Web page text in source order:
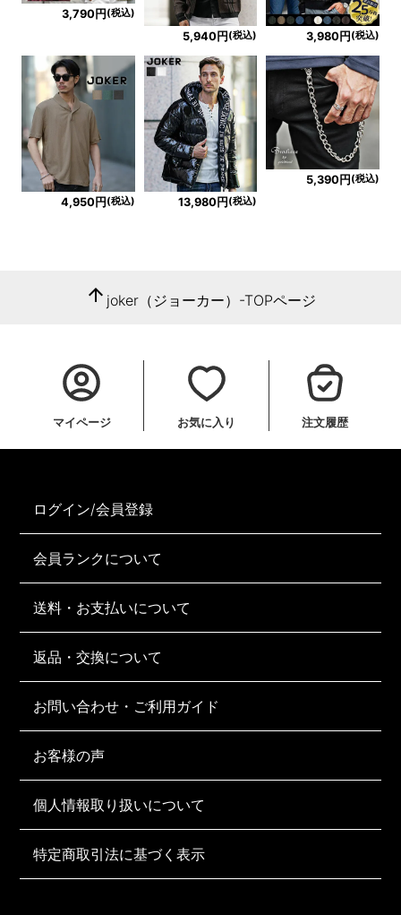
3,790円(税込)
5,940円 (税込) 3,980円 (税込)
4,950円 (税込) 13,980円 (税込)
5,390円 (税込)
arrow_upward joker（ジョーカー）-TOPページ
マイページ お気に入り 注文履歴
ログイン/会員登録
会員ランクについて
送料・お支払いについて
返品・交換について
お問い合わせ・ご利用ガイド
お客様の声
個人情報取り扱いについて
特定商取引法に基づく表示